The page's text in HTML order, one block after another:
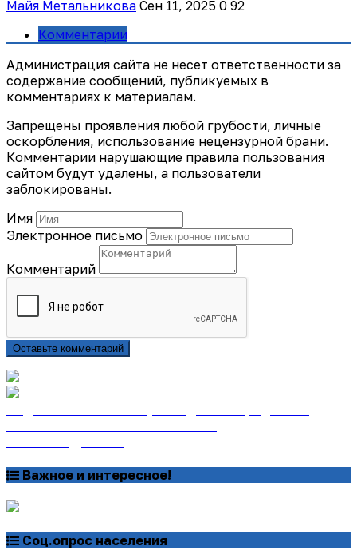
Майя Метальникова Сен 11, 2025 0 92
Комментарии
Администрация сайта не несет ответственности за
содержание сообщений, публикуемых в
комментариях к материалам.
Запрещены проявления любой грубости, личные
оскорбления, использование нецензурной брани.
Комментарии нарушающие правила пользования
сайтом будут удалены, а пользователи
заблокированы.
Имя
Электронное письмо
Комментарий
Оставьте комментарий
Важное и интересное!
Соц.опрос населения